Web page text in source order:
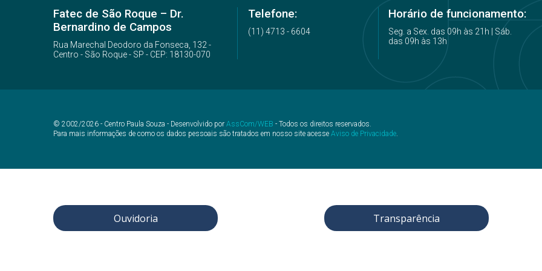
Fatec de São Roque – Dr.
Bernardino de Campos
Rua Marechal Deodoro da Fonseca, 132 -
Centro - São Roque - SP - CEP: 18130-070
Telefone:
(11) 4713 - 6604
Horário de funcionamento:
Seg. a Sex. das 09h às 21h | Sáb.
das 09h às 13h
© 2002/2026 - Centro Paula Souza - Desenvolvido por AssCom/WEB - Todos os direitos reservados.
Para mais informações de como os dados pessoais são tratados em nosso site acesse Aviso de Privacidade
Ouvidoria Transparência